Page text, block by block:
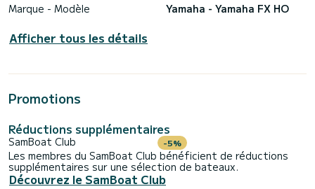
Marque - Modèle
Yamaha - Yamaha FX HO
Afficher tous les détails
Promotions
Réductions supplémentaires
SamBoat Club -5%
Les membres du SamBoat Club bénéficient de réductions
supplémentaires sur une sélection de bateaux.
Découvrez le SamBoat Club